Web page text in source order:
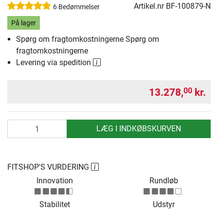
6 Bedømmelser Artikel.nr BF-100879-N
På lager
Spørg om fragtomkostningerne Spørg om
fragtomkostningerne
Levering via spedition
13.278,00 kr.
LÆG I INDKØBSKURVEN
FITSHOP'S VURDERING
Innovation
Rundløb
Stabilitet Udstyr